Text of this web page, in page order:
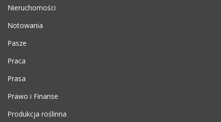
Nieruchomości
Notowania
Pasze
Praca
Prasa
Prawo i Finanse
Produkcja roślinna